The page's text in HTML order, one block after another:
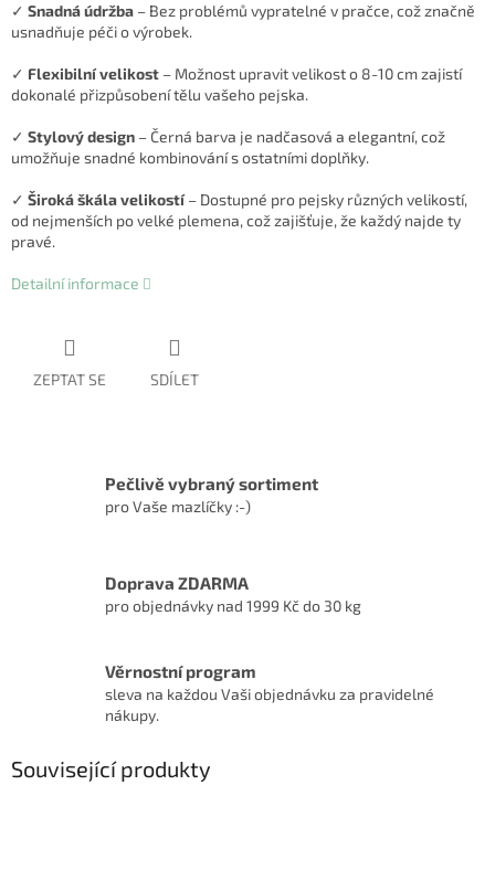
✓ Snadná údržba – Bez problémů vypratelné v pračce, což značně
usnadňuje péči o výrobek.
✓ Flexibilní velikost – Možnost upravit velikost o 8-10 cm zajistí
dokonalé přizpůsobení tělu vašeho pejska.
✓ Stylový design – Černá barva je nadčasová a elegantní, což
umožňuje snadné kombinování s ostatními doplňky.
✓ Široká škála velikostí– Dostupné pro pejsky různých velikostí,
od nejmenších po velké plemena, což zajišťuje, že každý najde ty
pravé.
Detailní informace
ZEPTAT SE SDÍLET
Pečlivě vybraný sortiment
pro Vaše mazlíčky :-)
Doprava ZDARMA
pro objednávky nad 1999 Kč do 30 kg
Věrnostní program
sleva na každou Vaši objednávku za pravidelné
nákupy.
Související produkty